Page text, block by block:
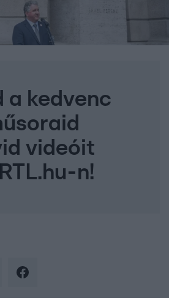
a kedvenc
videóit
n!